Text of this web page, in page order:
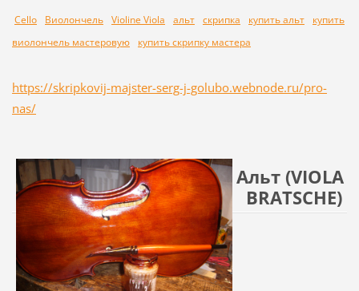
Cello Виолончель Violine Viola альт скрипка купить альт
купить
виолончель мастеровую
купить скрипку мастера
https://skripkovij-majster-serg-j-golubo.webnode.ru/pro-
nas/
Альт (VIOLA
BRATSCHE)